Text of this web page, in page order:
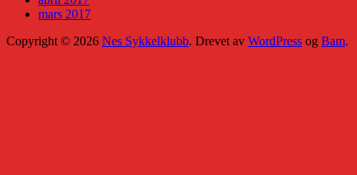
mars 2017
Copyright © 2026 Nes Sykkelklubb. Drevet av WordPress og Bam.